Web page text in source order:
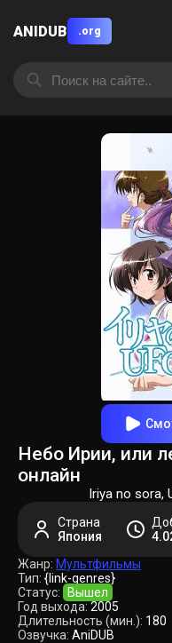
ANIDUB .org
Небо Ирии, или
онлайн
Iriya no sora,
Страна
Япония
Жанр: Мультфильмы
Тип: {link-genres}
Статус:
Вышел
Год выхода: 2005
Длительность (мин.): 180
Озвучка: AniDUB